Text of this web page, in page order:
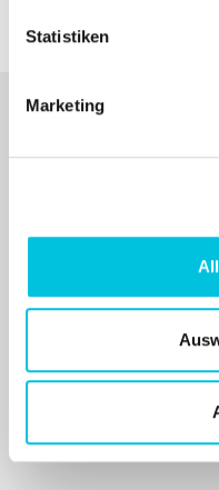
Statistiken
Marketing